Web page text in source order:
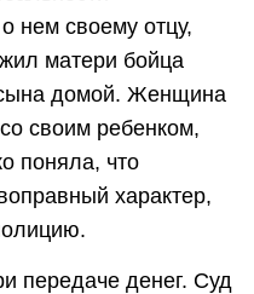
нем своему отцу,
матери бойца
сына домой. Женщина
своим ребенком,
поняла, что
характер,
передаче денег. Суд